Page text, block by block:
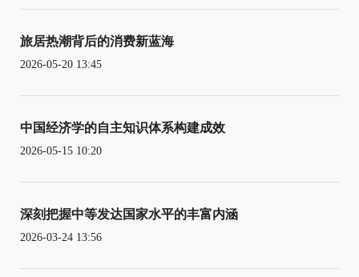
旅居热潮背后的消费新蓝海
2026-05-20 13:45
中国经济学的自主知识体系构建成效
2026-05-15 10:20
深刻把握中等发达国家水平的丰富内涵
2026-03-24 13:56